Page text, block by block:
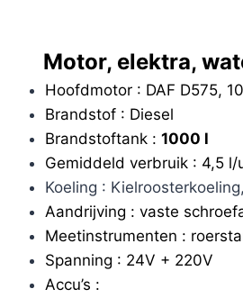
Motor, elektra,
Hoofdmotor : DAF D575,
Brandstof : Diesel
Brandstoftank : 1000 l
Gemiddeld verbruik : 4,5 l/
Koeling :
Aandrijving : vaste
Meetinstrumenten :
Spanning : 24V + 220V
Accu’s :